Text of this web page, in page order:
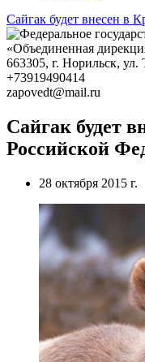
Сайгак будет внесен в
663305, г. Норильск, ул.
+73919490414
zapovedt@mail.ru
Сайгак будет
Российской
28 октября 2015 г.